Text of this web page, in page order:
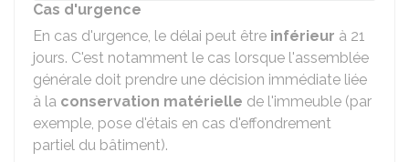
Cas d'urgence
En cas d'urgence, le délai peut être inférieur à 21
jours. C'est notamment le cas lorsque l'assemblée
générale doit prendre une décision immédiate liée
à la conservation matérielle de l'immeuble (par
exemple, pose d'étais en cas d'effondrement
partiel du bâtiment).